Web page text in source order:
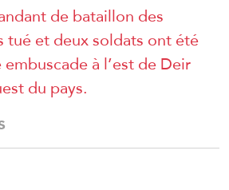
de bataillon des
tué et deux soldats ont été
à l’est de Deir
du pays.